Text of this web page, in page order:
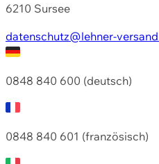
6210 Sursee
datenschutz@lehner-
0848 840 600 (deutsch)
0848 840 601 (französisch)